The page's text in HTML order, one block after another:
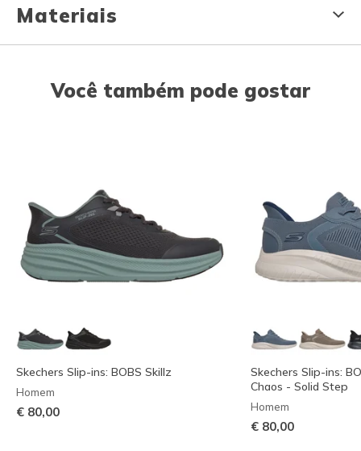
Materiais
Você também pode gostar
Skechers Slip-ins: BOBS Skillz
Homem
€ 80,00
Skechers Slip-ins:
Chaos - Solid Step
Homem
€ 80,00